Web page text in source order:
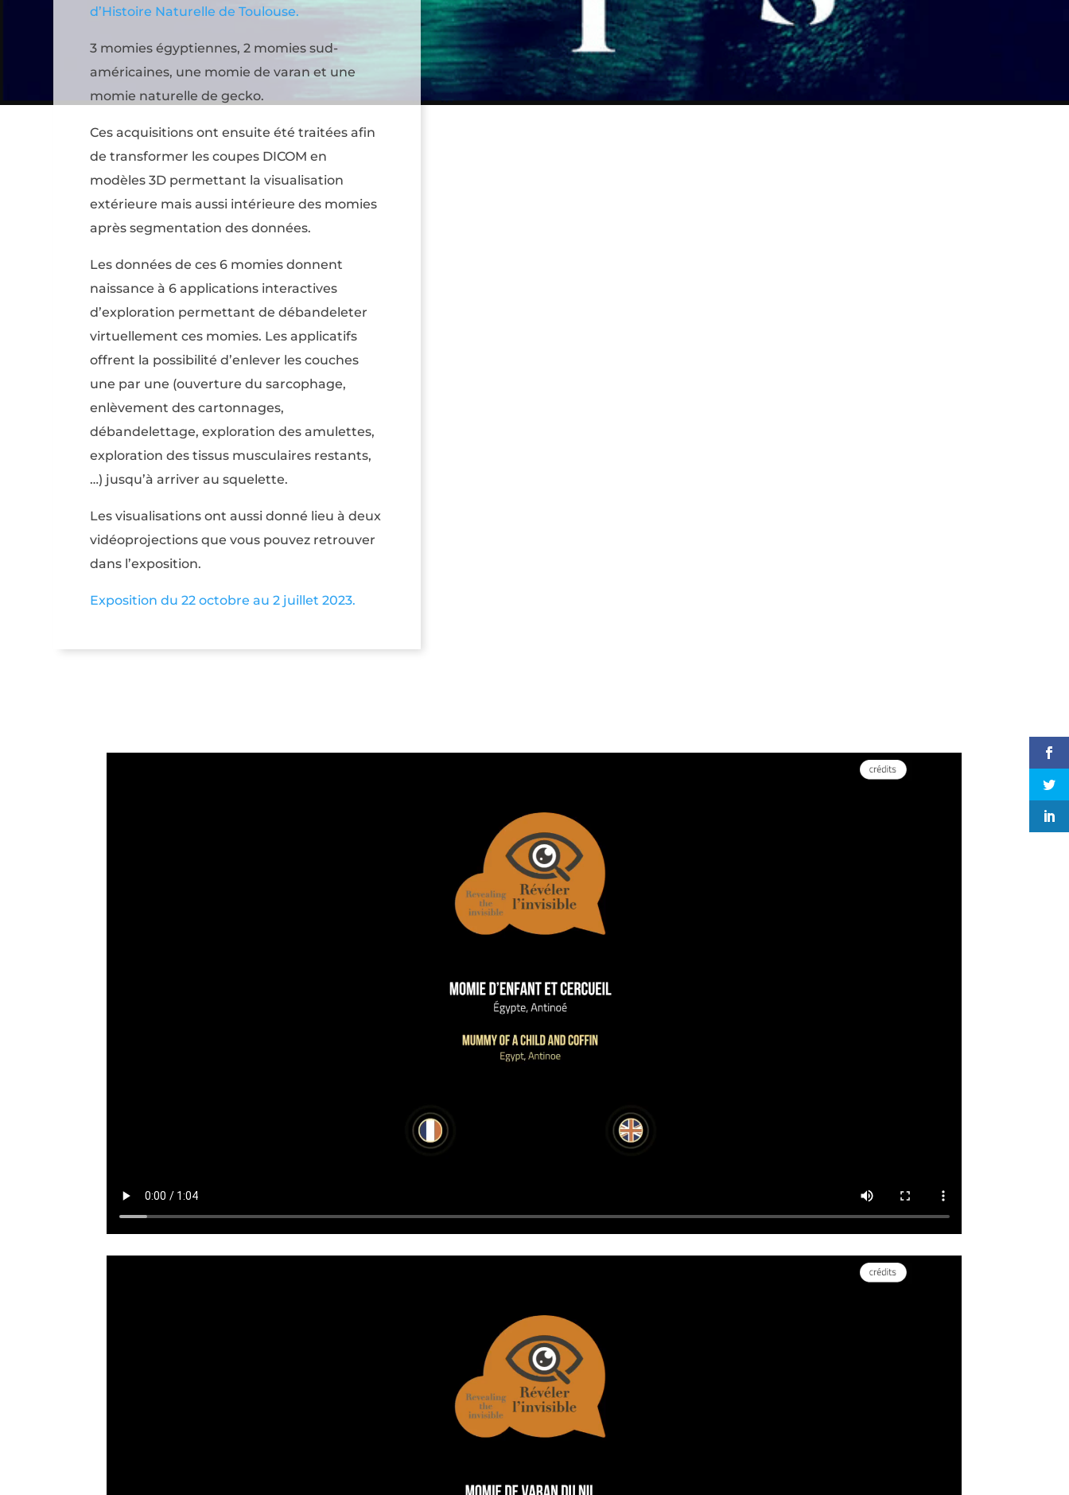
d’Histoire Naturelle de Toulouse.
3 momies égyptiennes, 2 momies sud-
américaines, une momie de varan et une
momie naturelle de gecko.
Ces acquisitions ont ensuite été traitées afin
de transformer les coupes DICOM en
modèles 3D permettant la visualisation
extérieure mais aussi intérieure des momies
après segmentation des données.
Les données de ces 6 momies donnent
naissance à 6 applications interactives
d’exploration permettant de débandeleter
virtuellement ces momies. Les applicatifs
offrent la possibilité d’enlever les couches
une par une (ouverture du sarcophage,
enlèvement des cartonnages,
débandelettage, exploration des amulettes,
exploration des tissus musculaires restants,
…) jusqu’à arriver au squelette.
Les visualisations ont aussi donné lieu à deux
vidéoprojections que vous pouvez retrouver
dans l’exposition.
Exposition du 22 octobre au 2 juillet 2023.